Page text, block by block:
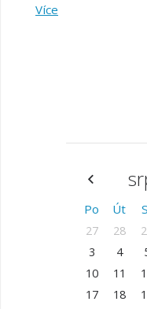
Více
Po Út
27 28
3
4
10
11
17
18